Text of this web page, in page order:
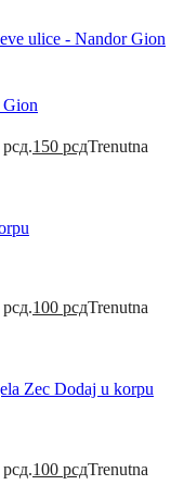
150 рсдTrenutna
100 рсдTrenutna
Dodaj u korpu
100 рсдTrenutna